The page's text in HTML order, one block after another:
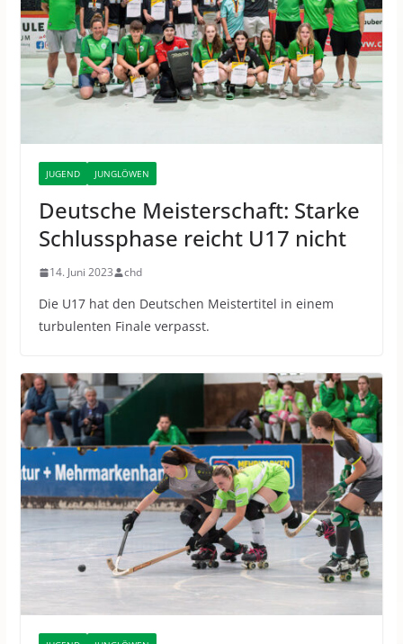
JUGEND JUNGLÖWEN
Deutsche Meisterschaft: Starke
Schlussphase reicht U17 nicht
14. Juni 2023 chd
Die U17 hat den Deutschen Meistertitel in einem
turbulenten Finale verpasst.